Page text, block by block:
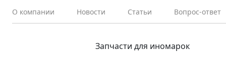
О компании Новости Статьи Вопрос-ответ
Запчасти для иномарок